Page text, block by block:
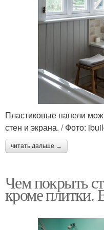
Пластиковые панели
стен и экрана. / Фото:
читать дальше →
Чем покрыть
кроме плитки.